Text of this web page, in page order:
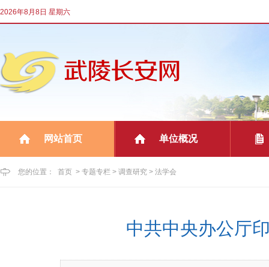
2026年8月8日 星期六
网站首页 单位概况
您的位置： 首页 > 专题专栏 > 调查研究 > 法学会
中共中央办公厅